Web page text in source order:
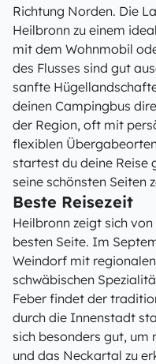
Richtung Norden. Die
Heilbronn zu einem
mit dem Wohnmobil
des Flusses sind gut
sanfte
deinen Campingbus
der Region, oft mit
flexiblen
startest du deine Reise
seine schönsten Seiten
Beste Reisezeit
Heilbronn zeigt sich
besten Seite. Im
Weindorf mit
schwäbischen
Feber findet der
durch die Innenstadt
sich besonders gut, um
und das Neckartal zu